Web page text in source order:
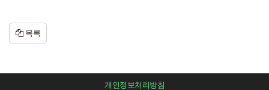
목록
개인정보처리방침